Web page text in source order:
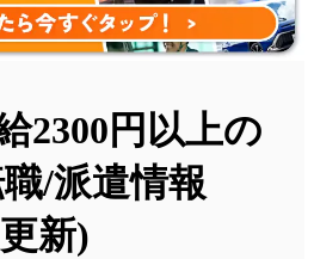
2300円以上の
/派遣情報
新)